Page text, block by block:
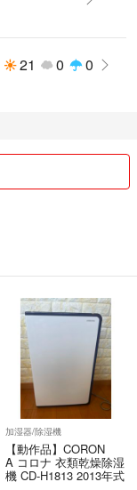
21 0 0
加湿器/除湿機
【動作品】CORON
A コロナ 衣類乾燥除湿
機 CD-H1813 2013年式